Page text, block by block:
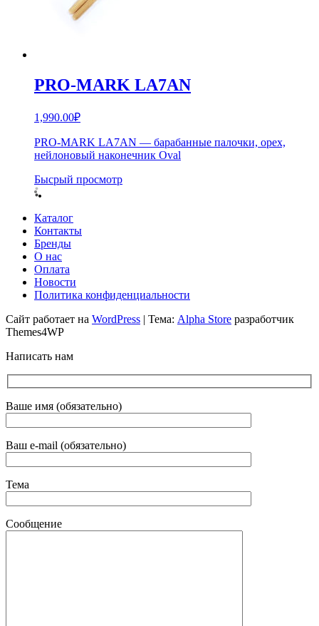
PRO-MARK LA7AN
1,990.00₽
PRO-MARK LA7AN — барабанные палочки, орех,
нейлоновый наконечник Oval
Бысрый просмотр
Каталог
Контакты
Бренды
О нас
Оплата
Новости
Политика конфиденциальности
Сайт работает на WordPress | Тема: Alpha Store разработчик
Themes4WP
Написать нам
Ваше имя (обязательно)
Ваш e-mail (обязательно)
Тема
Сообщение